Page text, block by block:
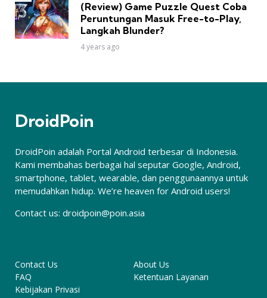
(Review) Game Puzzle Quest Coba
Peruntungan Masuk Free-to-Play,
Langkah Blunder?
4 years ago
DroidPoin
DroidPoin adalah Portal Android terbesar di Indonesia.
Kami membahas berbagai hal seputar Google, Android,
smartphone, tablet, wearable, dan penggunaannya untuk
memudahkan hidup. We’re heaven for Android users!
Contact us: droidpoin@poin.asia
Contact Us
About Us
FAQ
Ketentuan Layanan
Kebijakan Privasi